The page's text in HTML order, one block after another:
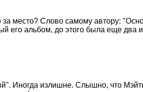
место? Слово самому автору:
его альбом, до этого была еще два и
Иногда излишне. Слышно, что